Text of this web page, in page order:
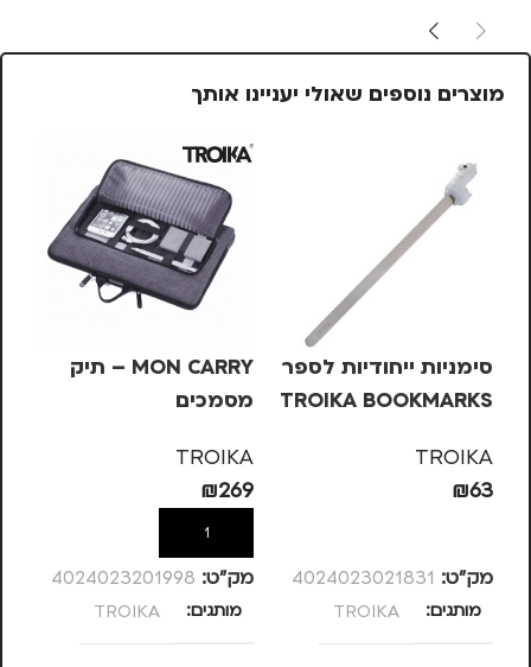
מוצרים נוספים שאולי יעניינו אותך
סימניות ייחודיות לספר
TROIKA BOOKMARKS
TROIKA
₪63
מק”ט: 4024023021831
מותגים TROIKA
MON CARRY – תיק
מסמכים
TROIKA
₪269
הוספה לסל
מק”ט: 4024023201998
מותגים TROIKA